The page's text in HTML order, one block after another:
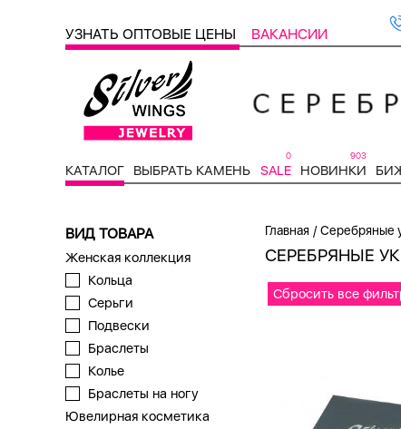
УЗНАТЬ ОПТОВЫЕ ЦЕНЫ ВАКАНСИИ
КАТАЛОГ ВЫБРАТЬ КАМЕНЬ SALE
0
НОВИНКИ
903
ВИД ТОВАРА
Женская коллекция
Кольца
Серьги
Подвески
Браслеты
Колье
Браслеты на ногу
Ювелирная косметика
Главная /Серебряные
СЕРЕБРЯНЫЕ
Сбросить все